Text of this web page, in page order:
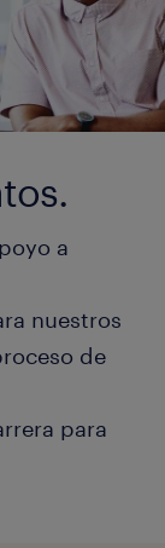
a
nuestros
de
para